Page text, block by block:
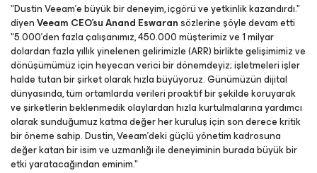
"Dustin Veeam'e büyük bir deneyim, içgörü ve yetkinlik kazandırdı."
diyenVeeam CEO'su Anand Eswaransözlerine şöyle devam etti
"5.000'den fazla çalışanımız, 450.000 müşterimiz ve 1 milyar
dolardan fazla yıllık yinelenen gelirimizle (ARR) birlikte gelişimimiz ve
dönüşümümüz için heyecan verici bir dönemdeyiz; işletmeleri işler
halde tutan bir şirket olarak hızla büyüyoruz. Günümüzün dijital
dünyasında, tüm ortamlarda verileri proaktif bir şekilde koruyarak
ve şirketlerin beklenmedik olaylardan hızla kurtulmalarına yardımcı
olarak sunduğumuz katma değer her kuruluş için son derece kritik
bir öneme sahip. Dustin, Veeam'deki güçlü yönetim kadrosuna
değer katan bir isim ve uzmanlığı ile deneyiminin burada büyük bir
etki yaratacağından eminim."